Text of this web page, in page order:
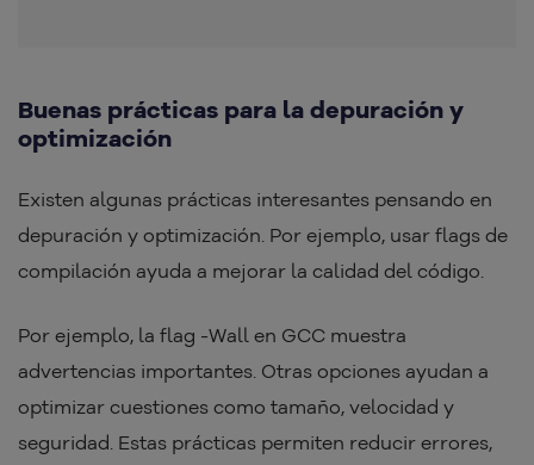
Buenas prácticas para la depuración y
optimización
Existen algunas prácticas interesantes pensando en
depuración y optimización. Por ejemplo, usar flags de
compilación ayuda a mejorar la calidad del código.
Por ejemplo, la flag -Wall en GCC muestra
advertencias importantes. Otras opciones ayudan a
optimizar cuestiones como tamaño, velocidad y
seguridad. Estas prácticas permiten reducir errores,